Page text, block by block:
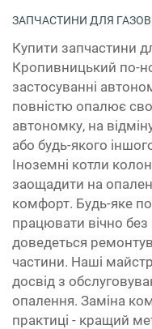
ЗАПЧАСТИНИ ДЛЯ
Купити запчастини
Кропивницький по-
застосуванні
повністю опалює
автономку, на
або будь-якого
Іноземні котли
заощадити на
комфорт. Будь-яке
працювати вічно
доведеться
частини. Наші
досвід з
опалення. Заміна
практиці - кращий